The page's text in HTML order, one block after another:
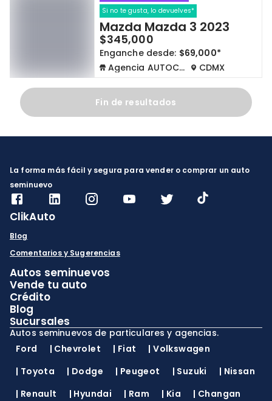
Si no te gusta, lo devuelves*
Mazda Mazda 3 2023
$345,000
Enganche desde: $69,000*
Agencia AUTOCOM
CDMX
Fin de resultados
La forma más fácil y segura para vender o comprar un auto
seminuevo
ClikAuto
Blog
Comentarios y Sugerencias
Autos seminuevos
Vende tu auto
Crédito
Blog
Sucursales
Autos seminuevos de particulares y agencias.
Ford
| Chevrolet | Fiat |Volkswagen
| Toyota | Dodge | Peugeot | Suzuki | Nissan
| Renault | Hyundai | Ram | Kia | Changan